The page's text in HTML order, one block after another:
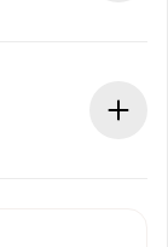
y te